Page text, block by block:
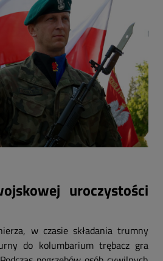
uroczystości
w czasie składania trumny
do kolumbarium trębacz gra